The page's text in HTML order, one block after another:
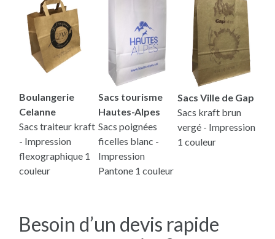
Boulangerie
Celanne
Sacs traiteur kraft
- Impression
flexographique 1
couleur
Sacs tourisme
Hautes-Alpes
Sacs poignées
ficelles blanc -
Impression
Pantone 1 couleur
Sacs Ville de Gap
Sacs kraft brun
vergé - Impression
1 couleur
Besoin d’un devis rapide